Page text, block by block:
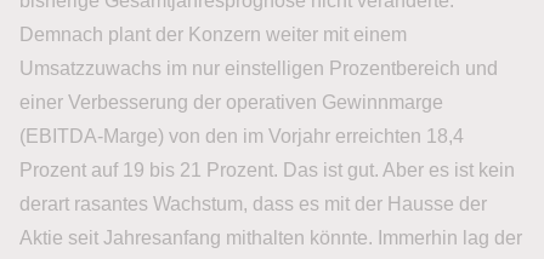
Demnach plant der Konzern weiter mit einem
Umsatzzuwachs im nur einstelligen Prozentbereich und
einer Verbesserung der operativen Gewinnmarge
(EBITDA-Marge) von den im Vorjahr erreichten 18,4
Prozent auf 19 bis 21 Prozent. Das ist gut. Aber es ist kein
derart rasantes Wachstum, dass es mit der Hausse der
Aktie seit Jahresanfang mithalten könnte. Immerhin lag der